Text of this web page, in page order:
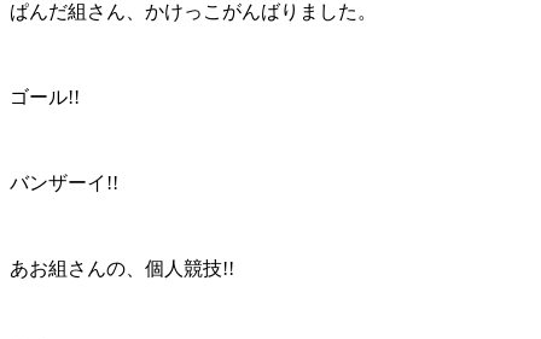
ぱんだ組さん、かけっこがんばりました。
ゴール!!
バンザーイ!!
あお組さんの、個人競技!!